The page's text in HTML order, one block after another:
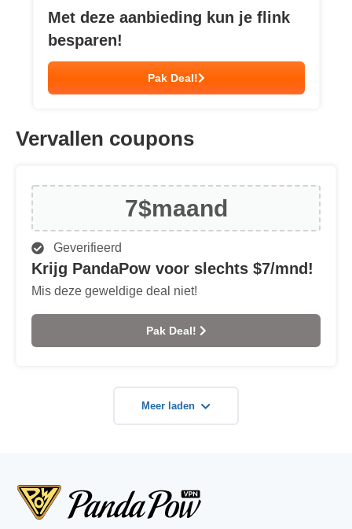
Met deze aanbieding kun je flink
besparen!
Pak Deal!
Vervallen coupons
7$maand
Geverifieerd
Krijg PandaPow voor slechts $7/mnd!
Mis deze geweldige deal niet!
Pak Deal!
Meer laden